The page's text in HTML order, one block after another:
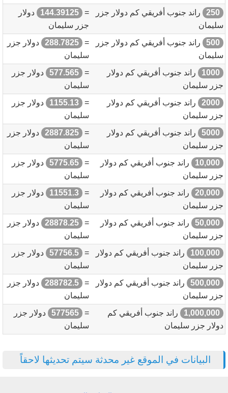
250
راند جنوب أفريقي كم دولار جزر
سليمان
=
144.39125
دولار
جزر سليمان
500
راند جنوب أفريقي كم دولار جزر
سليمان
=
288.7825
دولار جزر
سليمان
1000
راند جنوب أفريقي كم دولار
جزر سليمان
=
577.565
دولار جزر
سليمان
2000
راند جنوب أفريقي كم دولار
جزر سليمان
=
1155.13
دولار جزر
سليمان
5000
راند جنوب أفريقي كم دولار
جزر سليمان
=
2887.825
دولار جزر
سليمان
10,000
راند جنوب أفريقي كم دولار
جزر سليمان
=
5775.65
دولار جزر
سليمان
20,000
راند جنوب أفريقي كم دولار
جزر سليمان
=
11551.3
دولار جزر
سليمان
50,000
راند جنوب أفريقي كم دولار
جزر سليمان
=
28878.25
دولار جزر
سليمان
100,000
راند جنوب أفريقي كم دولار
جزر سليمان
=
57756.5
دولار جزر
سليمان
500,000
راند جنوب أفريقي كم دولار
جزر سليمان
=
288782.5
دولار جزر
سليمان
1,000,000
راند جنوب أفريقي كم
دولار جزر سليمان
=
577565
دولار جزر
سليمان
البيانات في الموقع غير محدثة سيتم تحديثها لاحقاً